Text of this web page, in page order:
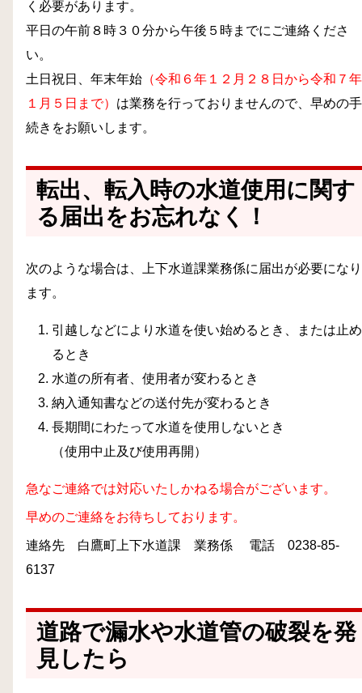
く必要があります。
平日の午前８時３０分から午後５時までにご連絡くださ
い。
土日祝日、年末年始 （令和６年１２月２８日から令和７年
１月５日まで） は業務を行っておりませんので、早めの手
続きをお願いします。
転出、転入時の水道使用に関す
る届出をお忘れなく！
次のような場合は、上下水道課業務係に届出が必要になり
ます。
引越しなどにより水道を使い始めるとき、または止め
るとき
水道の所有者、使用者が変わるとき
納入通知書などの送付先が変わるとき
長期間にわたって水道を使用しないとき
（使用中止及び使用再開）
急なご連絡では対応いたしかねる場合がございます。
早めのご連絡をお待ちしております。
連絡先 白鷹町上下水道課 業務係 電話 0238-85-
6137
道路で漏水や水道管の破裂を発
見したら